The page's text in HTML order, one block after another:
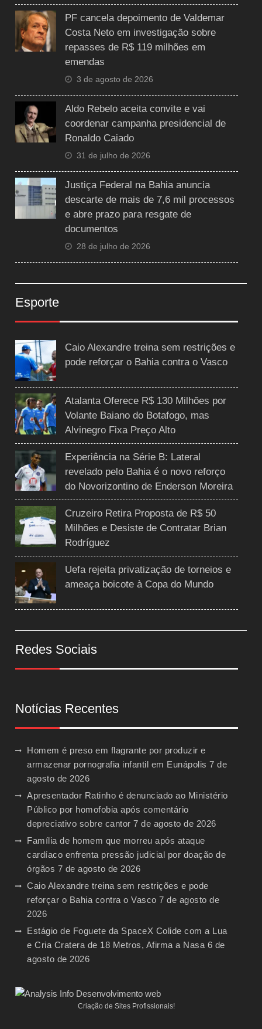
PF cancela depoimento de Valdemar
Costa Neto em investigação sobre
repasses de R$ 119 milhões em
emendas
3 de agosto de 2026
Aldo Rebelo aceita convite e vai
coordenar campanha presidencial de
Ronaldo Caiado
31 de julho de 2026
Justiça Federal na Bahia anuncia
descarte de mais de 7,6 mil processos
e abre prazo para resgate de
documentos
28 de julho de 2026
Esporte
Caio Alexandre treina sem restrições e
pode reforçar o Bahia contra o Vasco
Atalanta Oferece R$ 130 Milhões por
Volante Baiano do Botafogo, mas
Alvinegro Fixa Preço Alto
Experiência na Série B: Lateral
revelado pelo Bahia é o novo reforço
do Novorizontino de Enderson Moreira
Cruzeiro Retira Proposta de R$ 50
Milhões e Desiste de Contratar Brian
Rodríguez
Uefa rejeita privatização de torneios e
ameaça boicote à Copa do Mundo
Redes Sociais
Notícias Recentes
Homem é preso em flagrante por produzir e
armazenar pornografia infantil em Eunápolis 7 de
agosto de 2026
Apresentador Ratinho é denunciado ao Ministério
Público por homofobia após comentário
depreciativo sobre cantor 7 de agosto de 2026
Família de homem que morreu após ataque
cardíaco enfrenta pressão judicial por doação de
órgãos 7 de agosto de 2026
Caio Alexandre treina sem restrições e pode
reforçar o Bahia contra o Vasco 7 de agosto de
2026
Estágio de Foguete da SpaceX Colide com a Lua
e Cria Cratera de 18 Metros, Afirma a Nasa 6 de
agosto de 2026
Criação de Sites Profissionais!